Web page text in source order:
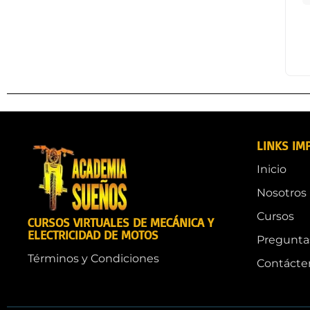
CURSOS VIRTUALES DE MECÁNICA Y
ELECTRICIDAD DE MOTOS
Términos y Condiciones
LINKS
Inicio
Nosotros
Cursos